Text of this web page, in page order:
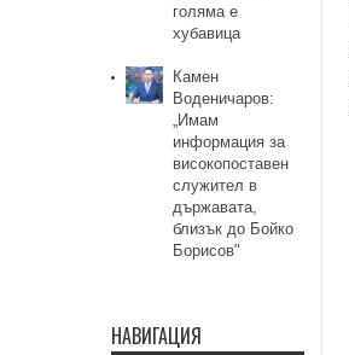
голяма е
хубавица
Камен
Воденичаров:
„Имам
информация за
високопоставен
служител в
държавата,
близък до Бойко
Борисов"
НАВИГАЦИЯ